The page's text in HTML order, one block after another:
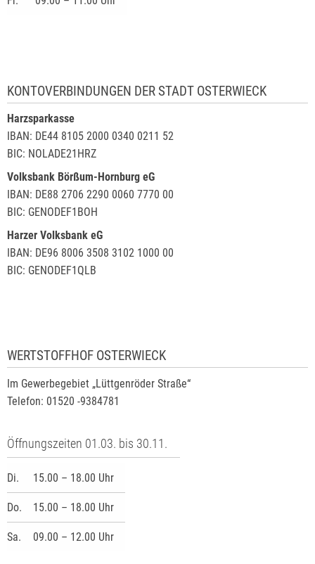
KONTOVERBINDUNGEN DER STADT OSTERWIECK
Harzsparkasse
IBAN: DE44 8105 2000 0340 0211 52
BIC: NOLADE21HRZ
Volksbank Börßum-Hornburg eG
IBAN: DE88 2706 2290 0060 7770 00
BIC: GENODEF1BOH
Harzer Volksbank eG
IBAN: DE96 8006 3508 3102 1000 00
BIC: GENODEF1QLB
WERTSTOFFHOF OSTERWIECK
Im Gewerbegebiet „Lüttgenröder Straße“
Telefon: 01520 -9384781
Öffnungszeiten 01.03. bis 30.11.
Di. 15.00 – 18.00 Uhr
Do. 15.00 – 18.00 Uhr
Sa. 09.00 – 12.00 Uhr